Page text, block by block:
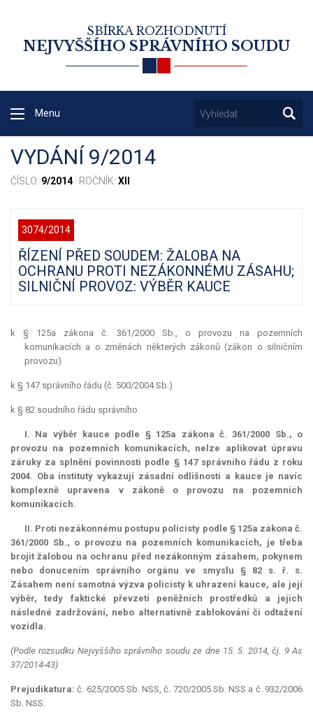
SBÍRKA ROZHODNUTÍ
NEJVYŠŠÍHO SPRÁVNÍHO SOUDU
Menu
VYDÁNÍ 9/2014
ČÍSLO: 9/2014· ROČNÍK: XII
3074/2014
ŘÍZENÍ PŘED SOUDEM: ŽALOBA NA
OCHRANU PROTI NEZÁKONNÉMU ZÁSAHU;
SILNIČNÍ PROVOZ: VÝBĚR KAUCE
k § 125a zákona č. 361/2000 Sb., o provozu na pozemních
komunikacích a o změnách některých zákonů (zákon o silničním
provozu)
k § 147 správního řádu (č. 500/2004 Sb.)
k § 82 soudního řádu správního
I. Na výběr kauce podle § 125a zákona č. 361/2000 Sb., o
provozu na pozemních komunikacích, nelze aplikovat úpravu
záruky za splnění povinnosti podle § 147 správního řádu z roku
2004. Oba instituty vykazují zásadní odlišnosti a kauce je navíc
komplexně upravena v zákoně o provozu na pozemních
komunikacích.
II. Proti nezákonnému postupu policisty podle § 125a zákona č.
361/2000 Sb., o provozu na pozemních komunikacích, je třeba
brojit žalobou na ochranu před nezákonným zásahem, pokynem
nebo donucením správního orgánu ve smyslu § 82 s. ř. s.
Zásahem není samotná výzva policisty k uhrazení kauce, ale její
výběr, tedy faktické převzetí peněžních prostředků a jejich
následné zadržování, nebo alternativně zablokování či odtažení
vozidla.
(Podle rozsudku Nejvyššího správního soudu ze dne 15. 5. 2014, čj. 9 As
37/2014-43)
Prejudikatura:č. 625/2005 Sb. NSS, č. 720/2005 Sb. NSS a č. 932/2006
Sb. NSS.